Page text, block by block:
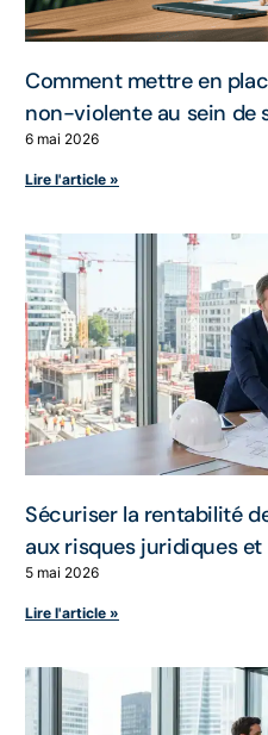
Comment mettre en
non-violente au sein de
6 mai 2026
Lire l'article »
Sécuriser la rentabilité
aux risques juridiques
5 mai 2026
Lire l'article »